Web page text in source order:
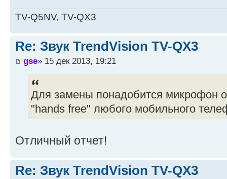
TV-Q5NV, TV-QX3
Re: Звук TrendVision TV-QX3
gse» 15 дек 2013, 19:21
Для замены понадобится микрофон
"hands free" любого мобильного
Отличный отчет!
Re: Звук TrendVision TV-QX3